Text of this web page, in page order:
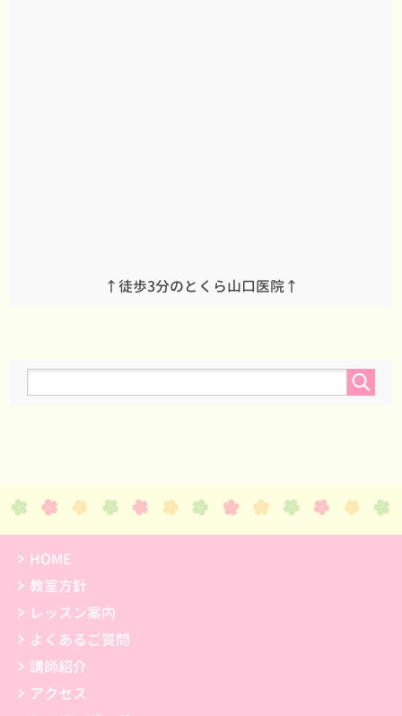
↑徒歩3分のとくら山口医院↑
HOME
教室方針
レッスン案内
よくあるご質問
講師紹介
アクセス